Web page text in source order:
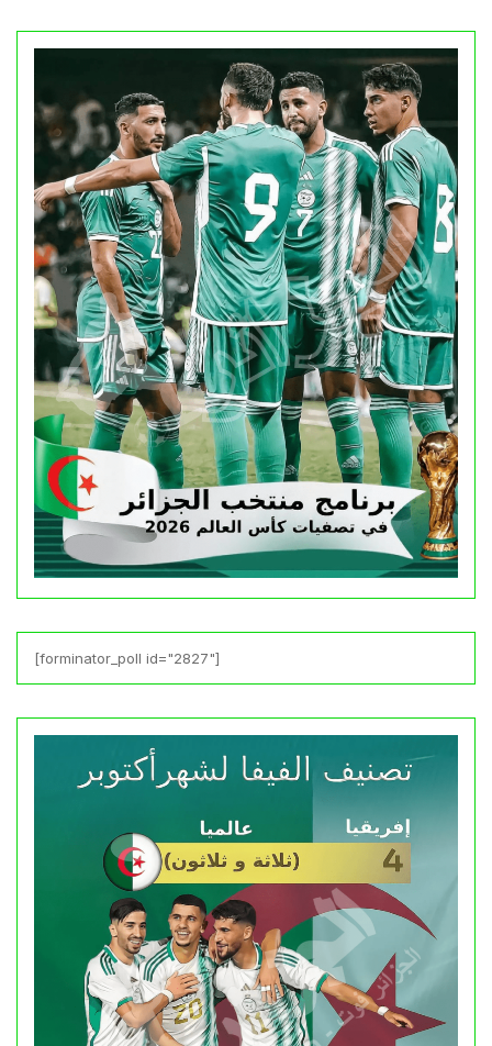
[forminator_poll id="2827"]